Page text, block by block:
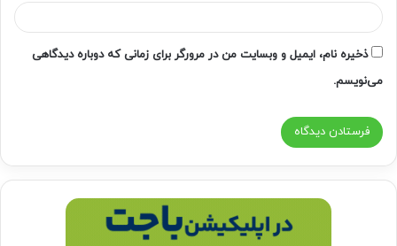
ذخیره نام، ایمیل و وبسایت من در مرورگر برای زمانی که دوباره دیدگاهی
می‌نویسم.